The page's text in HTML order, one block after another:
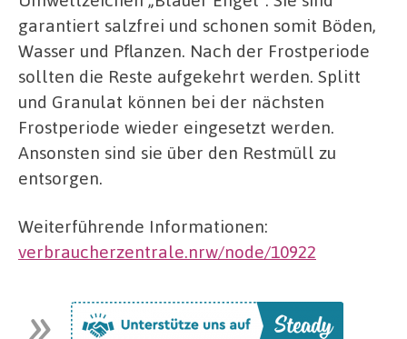
garantiert salzfrei und schonen somit Böden,
Wasser und Pflanzen. Nach der Frostperiode
sollten die Reste aufgekehrt werden. Splitt
und Granulat können bei der nächsten
Frostperiode wieder eingesetzt werden.
Ansonsten sind sie über den Restmüll zu
entsorgen.
Weiterführende Informationen:
verbraucherzentrale.nrw/node/10922